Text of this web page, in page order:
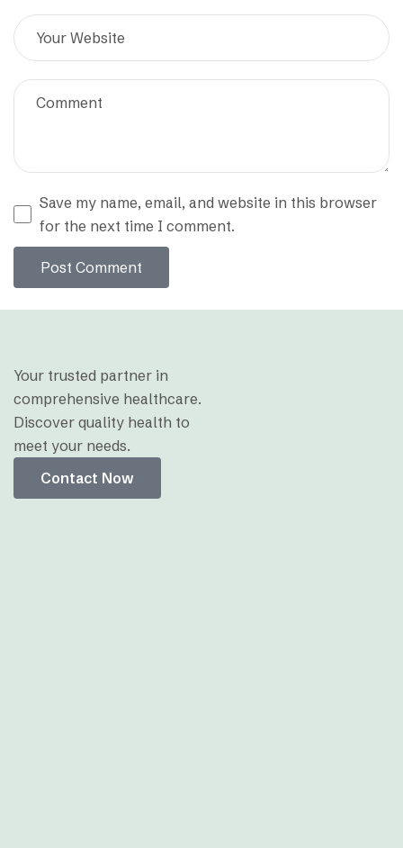
Save my name, email, and website in this browser
for the next time I comment.
Post Comment
Your trusted partner in
comprehensive healthcare.
Discover quality health to
meet your needs.
Contact Now